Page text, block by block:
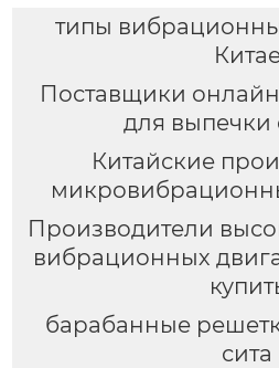
типы
Поставщики
для выпечки
Китайские
Производители
вибрационных
барабанные
сита